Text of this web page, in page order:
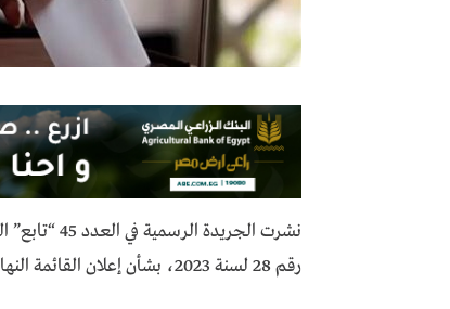
رقم 28 لسنة 2023، بشأن إعلان القائمة النهائية بأسماء المرشحين للانتخابات الرئاسية 2024.